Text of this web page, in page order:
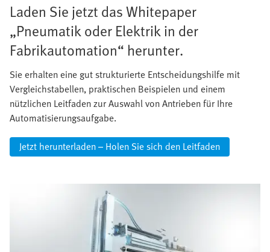
Laden Sie jetzt das Whitepaper
„Pneumatik oder Elektrik in der
Fabrikautomation“ herunter.
Sie erhalten eine gut strukturierte Entscheidungshilfe mit
Vergleichstabellen, praktischen Beispielen und einem
nützlichen Leitfaden zur Auswahl von Antrieben für Ihre
Automatisierungsaufgabe.
Jetzt herunterladen – Holen Sie sich den Leitfaden